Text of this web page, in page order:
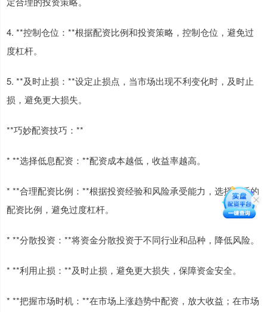
4. **控制仓位：**根据配资比例和投资策略，控制仓位，避免过
度杠杆。
5. **及时止损：**设定止损点，当市场出现不利变化时，及时止
损，避免更大损失。
**巧妙配资技巧：**
* **选择低息配资：**配资成本越低，收益率越高。
* **合理配资比例：**根据投资经验和风险承受能力，选择合适的
配资比例，避免过度杠杆。
* **分散投资：**将资金分散投资于不同行业和品种，降低风险。
* **利用止损：**及时止损，避免更大损失，保障资金安全。
* **把握市场时机：**在市场上涨趋势中配资，放大收益；在市场